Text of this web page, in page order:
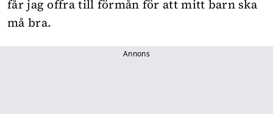
får jag offra till förmån för att mitt barn ska
må bra.
Annons